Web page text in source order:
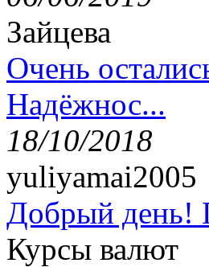
Зайцева
Очень
Надёжнос...
18/10/2018
yuliyamai2005
Добрый день!
Курсы валют